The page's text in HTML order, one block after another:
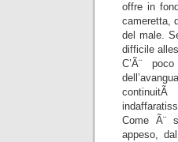
offre in
cameretta,
del male.
difficile
C’Ã¨
Come Ã¨
appeso,